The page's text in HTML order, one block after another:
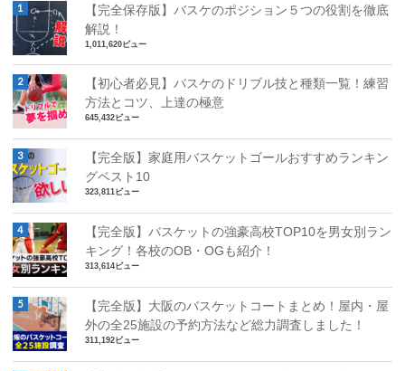
【完全保存版】バスケのポジション５つの役割を徹底
解説！
1,011,620ビュー
【初心者必見】バスケのドリブル技と種類一覧！練習
方法とコツ、上達の極意
645,432ビュー
【完全版】家庭用バスケットゴールおすすめランキン
グベスト10
323,811ビュー
【完全版】バスケットの強豪高校TOP10を男女別ラン
キング！各校のOB・OGも紹介！
313,614ビュー
【完全版】大阪のバスケットコートまとめ！屋内・屋
外の全25施設の予約方法など総力調査しました！
311,192ビュー